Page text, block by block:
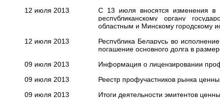
12 июля 2013
С 13 июля вносятся изменения в
республиканскому органу
областным и Минскому городскому
12 июля 2013
Республика Беларусь во
погашение основного долга в
09 июля 2013
Информация о лицензировании
09 июля 2013
Реестр профучастников рынка
09 июля 2013
Итоги деятельности эмитентов